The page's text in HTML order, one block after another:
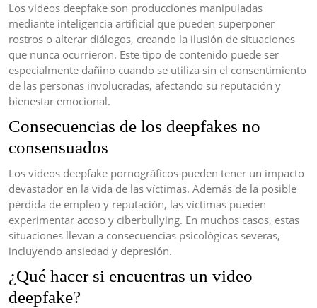
Los videos deepfake son producciones manipuladas
mediante inteligencia artificial que pueden superponer
rostros o alterar diálogos, creando la ilusión de situaciones
que nunca ocurrieron. Este tipo de contenido puede ser
especialmente dañino cuando se utiliza sin el consentimiento
de las personas involucradas, afectando su reputación y
bienestar emocional.
Consecuencias de los deepfakes no
consensuados
Los videos deepfake pornográficos pueden tener un impacto
devastador en la vida de las víctimas. Además de la posible
pérdida de empleo y reputación, las víctimas pueden
experimentar acoso y ciberbullying. En muchos casos, estas
situaciones llevan a consecuencias psicológicas severas,
incluyendo ansiedad y depresión.
¿Qué hacer si encuentras un video
deepfake?